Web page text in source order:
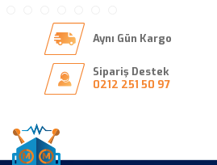
Aynı Gün Kargo
Sipariş Destek
0212 251 50 97